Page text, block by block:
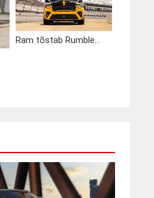
Ram tõstab Rumble...